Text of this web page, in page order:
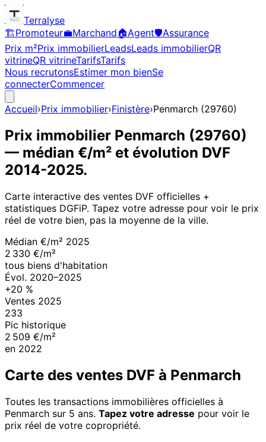
Terralyse
🏗️Promoteur💼Marchand🏠Agent🛡️Assurance
Prix m²Prix immobilierLeadsLeads immobilierQR
vitrineQR vitrineTarifsTarifs
Nous recrutonsEstimer mon bienSe
connecterCommencer
Accueil›Prix immobilier›Finistère›Penmarch (29760)
Prix immobilier Penmarch (29760)
— médian €/m² et évolution DVF
2014-2025.
Carte interactive des ventes DVF officielles +
statistiques DGFiP. Tapez votre adresse pour voir le prix
réel de votre bien, pas la moyenne de la ville.
Médian €/m² 2025
2 330 €/m²
tous biens d'habitation
Évol. 2020–2025
+20 %
Ventes 2025
233
Pic historique
2 509 €/m²
en 2022
Carte des ventes DVF à Penmarch
Toutes les transactions immobilières officielles à
Penmarch sur 5 ans. Tapez votre adresse pour voir le
prix réel de votre copropriété.